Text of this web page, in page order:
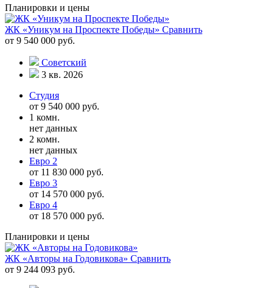
Планировки и цены
ЖК «Уникум на Проспекте Победы» Сравнить
от 9 540 000 руб.
Советский
3 кв. 2026
Студия
от 9 540 000 руб.
1 комн.
нет данных
2 комн.
нет данных
Евро 2
от 11 830 000 руб.
Евро 3
от 14 570 000 руб.
Евро 4
от 18 570 000 руб.
Планировки и цены
ЖК «Авторы на Годовикова» Сравнить
от 9 244 093 руб.